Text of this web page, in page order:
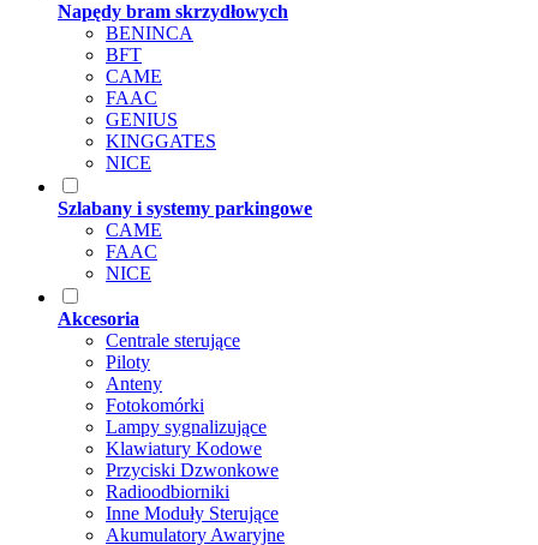
Napędy bram skrzydłowych
BENINCA
BFT
CAME
FAAC
GENIUS
KINGGATES
NICE
Szlabany i systemy parkingowe
CAME
FAAC
NICE
Akcesoria
Centrale sterujące
Piloty
Anteny
Fotokomórki
Lampy sygnalizujące
Klawiatury Kodowe
Przyciski Dzwonkowe
Radioodbiorniki
Inne Moduły Sterujące
Akumulatory Awaryjne